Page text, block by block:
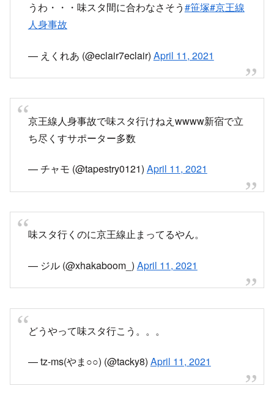
うわ・・・味スタ間に合わなさそう#笹塚#京王線
人身事故
— えくれあ (@eclair7eclair) April 11, 2021
京王線人身事故で味スタ行けねえwwww新宿で立
ち尽くすサポーター多数
— チャモ (@tapestry0121) April 11, 2021
味スタ行くのに京王線止まってるやん。
— ジル (@xhakaboom_) April 11, 2021
どうやって味スタ行こう。。。
— tz-ms(やま○○) (@tacky8) April 11, 2021